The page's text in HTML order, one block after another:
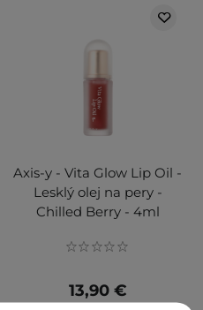
Axis-y - Vita Glow Lip Oil -
Lesklý olej na pery -
Chilled Berry - 4ml
13,90 €